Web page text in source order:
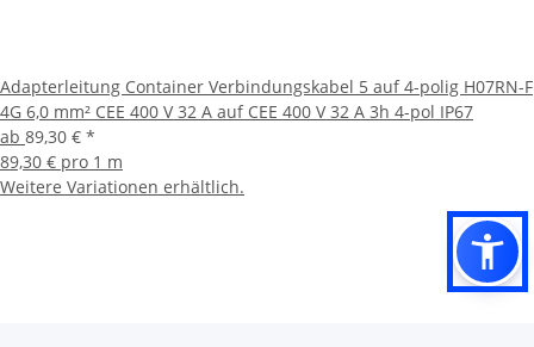
Adapterleitung Container Verbindungskabel 5 auf 4-polig H07RN-F
4G 6,0 mm² CEE 400 V 32 A auf CEE 400 V 32 A 3h 4-pol IP67
ab 89,30 € *
89,30 € pro 1 m
Weitere Variationen erhältlich.